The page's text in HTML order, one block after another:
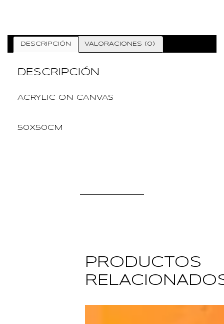
DESCRIPCIÓN VALORACIONES (0)
DESCRIPCIÓN
ACRYLIC ON CANVAS
50X50CM
PRODUCTOS